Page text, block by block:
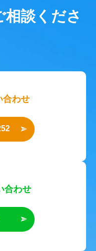
相談くださ
合わせ
合わせ